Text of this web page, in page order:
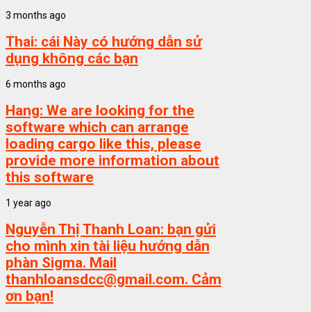
3 months ago
Thai: cái Này có hướng dẫn sử
dụng không các bạn
6 months ago
Hang: We are looking for the
software which can arrange
loading cargo like this, please
provide more information about
this software
1 year ago
Nguyễn Thị Thanh Loan: bạn gửi
cho mình xin tài liệu hướng dẫn
phàn Sigma. Mail
thanhloansdcc@gmail.com. Cảm
ơn bạn!